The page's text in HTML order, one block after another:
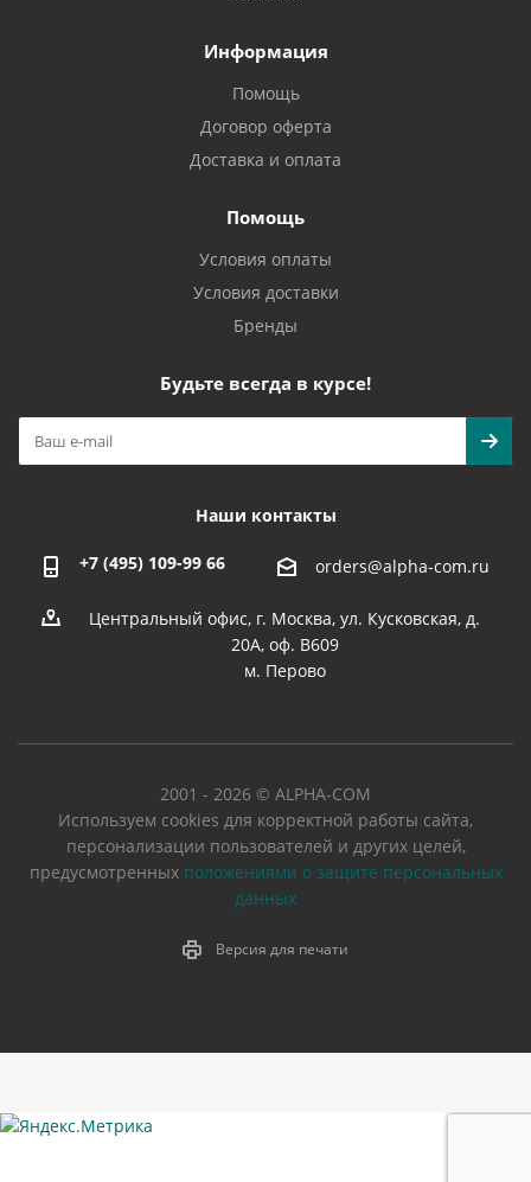
Информация
Помощь
Договор оферта
Доставка и оплата
Помощь
Условия оплаты
Условия доставки
Бренды
Будьте всегда в курсе!
Наши контакты
+7 (495) 109-99 66 orders@alpha-com.ru
Центральный офис, г. Москва, ул. Кусковская, д.
20А, оф. В609
м. Перово
2001 - 2026 © ALPHA-COM
Используем cookies для корректной работы сайта,
персонализации пользователей и других целей,
предусмотренных положениями о защите персональных
данных
Версия для печати